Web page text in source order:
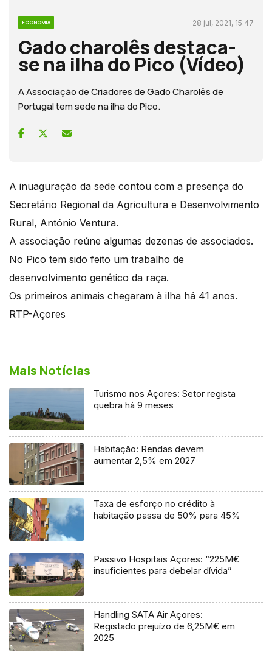
ECONOMIA 28 jul, 2021, 15:47
Gado charolês destaca-
se na ilha do Pico (Vídeo)
A Associação de Criadores de Gado Charolês de
Portugal tem sede na ilha do Pico.
A inuaguração da sede contou com a presença do
Secretário Regional da Agricultura e Desenvolvimento
Rural, António Ventura.
A associação reúne algumas dezenas de associados.
No Pico tem sido feito um trabalho de
desenvolvimento genético da raça.
Os primeiros animais chegaram à ilha há 41 anos.
RTP-Açores
Mais Notícias
Turismo nos Açores: Setor regista
quebra há 9 meses
Habitação: Rendas devem
aumentar 2,5% em 2027
Taxa de esforço no crédito à
habitação passa de 50% para 45%
Passivo Hospitais Açores: “225M€
insuficientes para debelar dívida”
Handling SATA Air Açores:
Registado prejuízo de 6,25M€ em
2025